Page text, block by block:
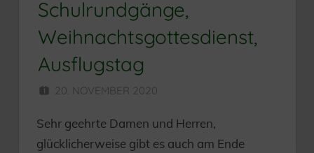
Schulrundgänge,
Weihnachtsgottesdienst,
Ausflugstag
20. NOVEMBER 2020
Sehr geehrte Damen und Herren,
glücklicherweise gibt es auch am Ende